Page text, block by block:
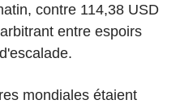
contre 114,38 USD
entre espoirs
mondiales étaient